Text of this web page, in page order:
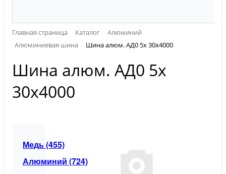
Главная страница Каталог
Алюминий
Алюминиевая шина
Шина алюм. АД0 5х 30х4000
Шина алюм. АД0 5х
30х4000
Медь (455)
Алюминий (724)